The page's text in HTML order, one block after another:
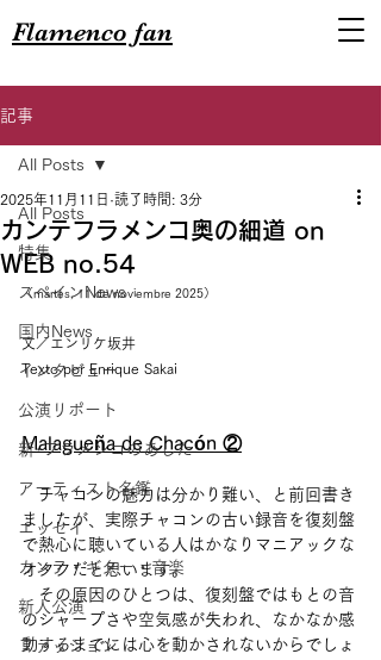
Flamenco fan
記事
All Posts
特集
スペインNews
国内News
インタビュー
公演リポート
新･フラメンコのあした
アーティスト名鑑
エッセイ
カンテ・ギター・音楽
新人公演
ファッション
All Posts
カンテフラメンコ奥の細道 on
WEB no.54
2025年11月11日 読了時間: 3分
（martes, 11 de noviembre 2025）
文／エンリケ坂井
Texto por Enrique Sakai
Malagueña de Chacón ②
チャコンの魅力は分かり難い、と前回書き
ましたが、実際チャコンの古い録音を復刻盤
で熱心に聴いている人はかなりマニアックな
オタクだと思います。
その原因のひとつは、復刻盤ではもとの音
のシャープさや空気感が失われ、なかなか感
動するまでには心を動かされないからでしょ